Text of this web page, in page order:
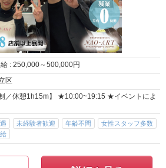
: 250,000～500,000円
区
制／休憩1h15m】 ★10:00~19:15 ★イベントによ
未経験者歓迎 年齢不問
女性スタッフ多数